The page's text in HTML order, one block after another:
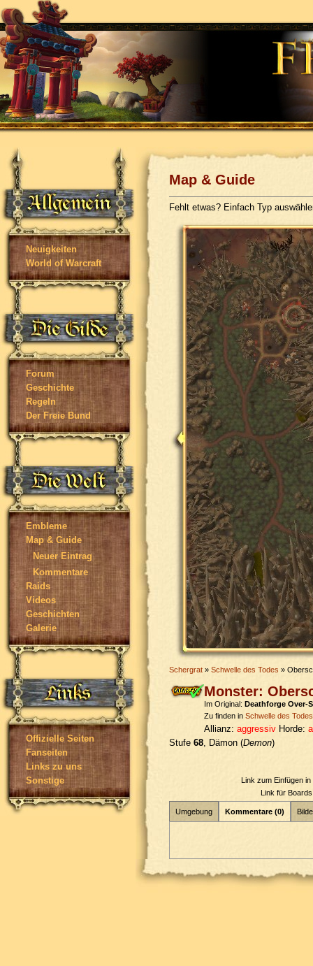
Neuigkeiten
World of Warcraft
Forum
Geschichte
Regeln
Der Freie Bund
Embleme
Map & Guide
Neuer Eintrag
Kommentare
Raids
Videos
Geschichten
Galerie
Offizielle Seiten
Fanseiten
Links zu uns
Sonstige
Map & Guide
Fehlt etwas? Einfach Typ
Schergrat » Schwelle des Todes »
Monster:
Im Original: Deathforge Over-
Zu finden in Schwelle des Todes
Allianz: aggressiv Horde:
Stufe 68 , Dämon (Demon)
Link zum Einfügen
Link für
Umgebung Kommentare (0)